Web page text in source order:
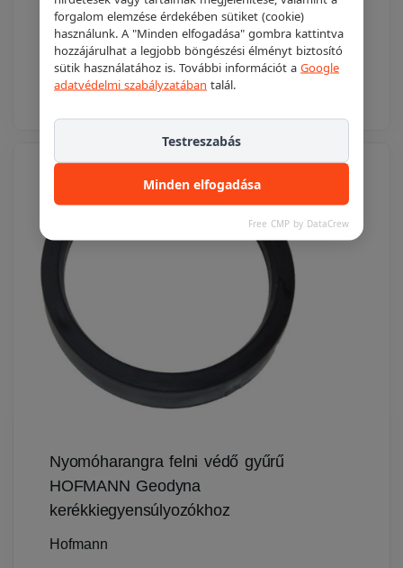
14 430 Ft
Részletek Ajánlatkéréshez adom
Nyomóharangra felni védő gyűrű
HOFMANN Geodyna
kerékkiegyensúlyozókhoz
Hofmann
forgalom elemzése érdekében sütiket (cookie)
használunk. A "Minden elfogadása" gombra kattintva
hozzájárulhat a legjobb böngészési élményt biztosító
sütik használatához is. További információt a Google
adatvédelmi szabályzatában talál.
Minden elfogadása
Testreszabás
Free CMP by DataCrew